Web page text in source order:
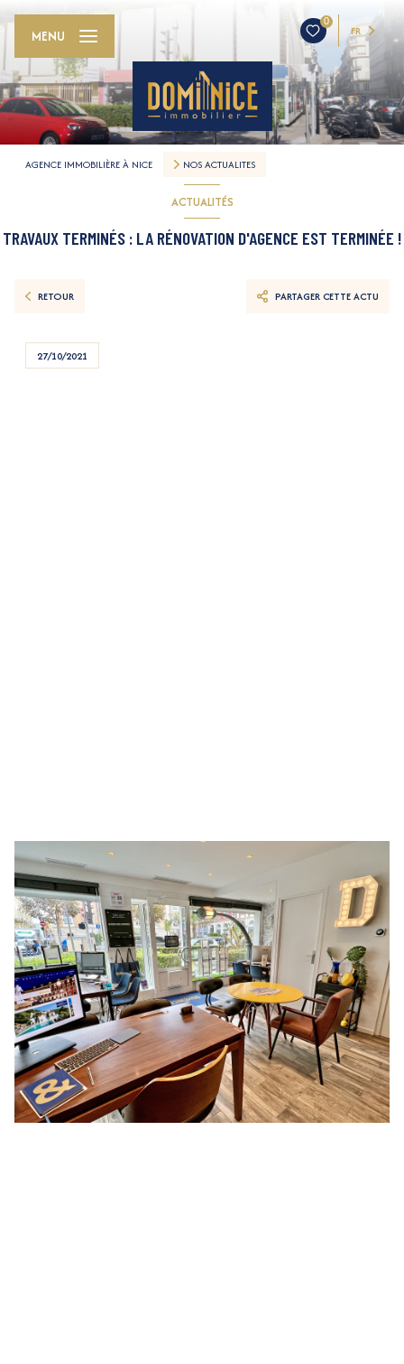
0
FR
MENU
AGENCE IMMOBILIÈRE À NICE NOS ACTUALITES
ACTUALITÉS
TRAVAUX TERMINÉS : LA RÉNOVATION D'AGENCE EST TERMINÉE !
RETOUR PARTAGER CETTE ACTU
27/10/2021